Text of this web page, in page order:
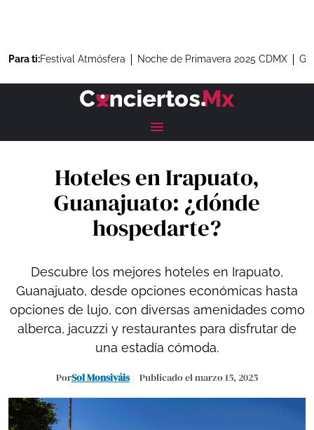
Para ti:Festival Atmósfera Noche de Primavera 2025 CDMX
Hoteles en Irapuato,
Guanajuato: ¿dónde
hospedarte?
Descubre los mejores hoteles en Irapuato,
Guanajuato, desde opciones económicas hasta
opciones de lujo, con diversas amenidades como
alberca, jacuzzi y restaurantes para disfrutar de
una estadía cómoda.
PorSol Monsiváis Publicado el marzo 15, 2025